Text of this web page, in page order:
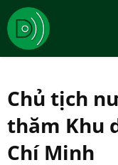
Chủ tịch
thăm Khu
Chí Minh